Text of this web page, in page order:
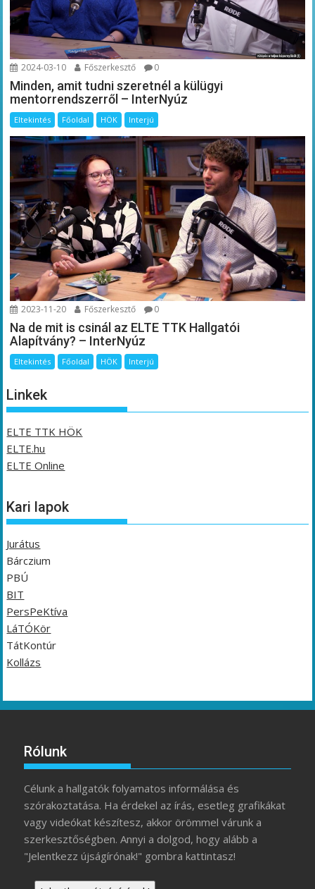
2024-03-10 Főszerkesztő 0
Minden, amit tudni szeretnél a külügyi
mentorrendszerről – InterNyúz
Eltekintés Főoldal HÖK Interjú
2023-11-20 Főszerkesztő 0
Na de mit is csinál az ELTE TTK Hallgatói
Alapítvány? – InterNyúz
Eltekintés Főoldal HÖK Interjú
Linkek
ELTE TTK HÖK
ELTE.hu
ELTE Online
Kari lapok
Jurátus
Bárczium
PBÚ
BIT
PersPeKtíva
LáTÓKör
TátKontúr
Kollázs
Rólunk
Célunk a hallgatók folyamatos informálása és
szórakoztatása. Ha érdekel az írás, esetleg grafikákat
vagy videókat készítesz, akkor örömmel várunk a
szerkesztőségben. Annyi a dolgod, hogy alább a
"Jelentkezz újságírónak!" gombra kattintasz!